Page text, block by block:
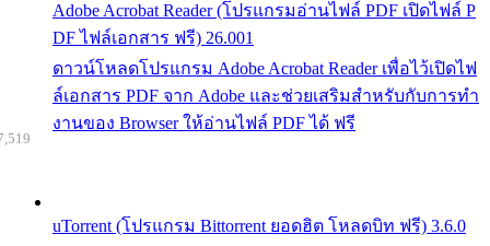
Adobe Acrobat Reader (โปรแกรมอ่านไฟล์ PDF เปิดไฟล์ P
DF ไฟล์เอกสาร ฟรี) 26.001
ดาวน์โหลดโปรแกรม Adobe Acrobat Reader เพื่อไว้เปิดไฟ
ล์เอกสาร PDF จาก Adobe และช่วยเสริมสำหรับกับการทำ
งานของ Browser ให้อ่านไฟล์ PDF ได้ ฟรี
uTorrent (โปรแกรม Bittorrent ยอดฮิต โหลดบิท ฟรี) 3.6.0